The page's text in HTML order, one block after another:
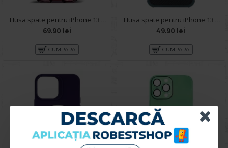
Husa spate pentru iPhone 13 Pro Max - Yoop Case Mov
69.90 lei
CUMPARA
Husa spate pentru iPhone 13 Pro Max - Zip Case Verde
49.90 lei
CUMPARA